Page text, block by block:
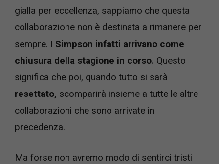
gialla per eccellenza, sappiamo che questa
collaborazione non è destinata a rimanere per
sempre. I Simpson infatti arrivano come
chiusura della stagione in corso. Questo
significa che poi, quando tutto si sarà
resettato, scomparirà insieme a tutte le altre
collaborazioni che sono arrivate in
precedenza.
Ma forse non avremo modo di sentirci tristi